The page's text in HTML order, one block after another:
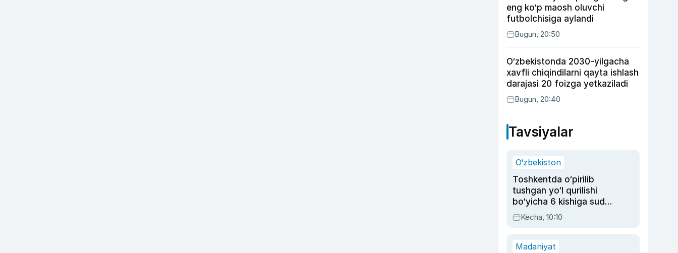
eng ko‘p maosh oluvchi
futbolchisiga aylandi
Bugun, 20:50
O‘zbekistonda 2030-yilgacha
xavfli chiqindilarni qayta ishlash
darajasi 20 foizga yetkaziladi
Bugun, 20:40
Tavsiyalar
O‘zbekiston
Toshkentda o‘pirilib
tushgan yo‘l qurilishi
bo‘yicha 6 kishiga sud
hukmi o‘qildi
Kecha, 10:10
Madaniyat